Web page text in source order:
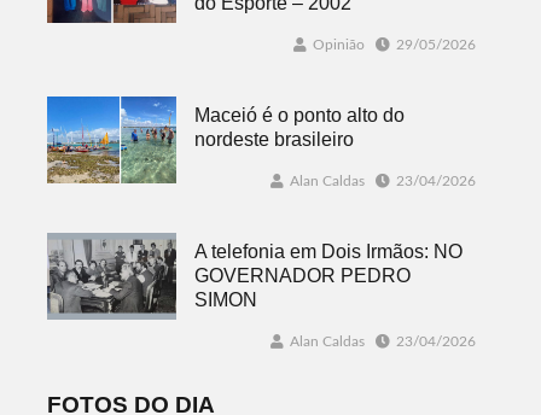
Opinião 29/05/2026
Maceió é o ponto alto do
nordeste brasileiro
Alan Caldas 23/04/2026
A telefonia em Dois Irmãos: NO
GOVERNADOR PEDRO
SIMON
Alan Caldas 23/04/2026
FOTOS DO DIA